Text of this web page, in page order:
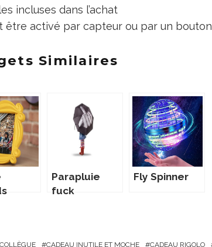
incluses dans l’achat
être activé par capteur ou par un bouton
Similaires
Parapluie
fuck
Fly Spinner
CADEAU INUTILE ET MOCHE CADEAU RIGOLO